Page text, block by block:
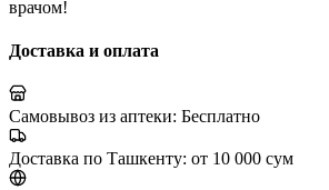
врачом!
Доставка и оплата
Самовывоз из аптеки: Бесплатно
Доставка по Ташкенту: от 10 000 сум